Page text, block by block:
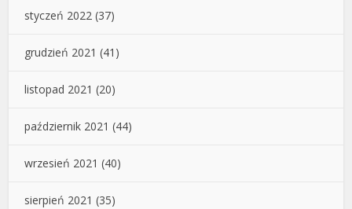
styczeń 2022 (37)
grudzień 2021 (41)
listopad 2021 (20)
październik 2021 (44)
wrzesień 2021 (40)
sierpień 2021 (35)